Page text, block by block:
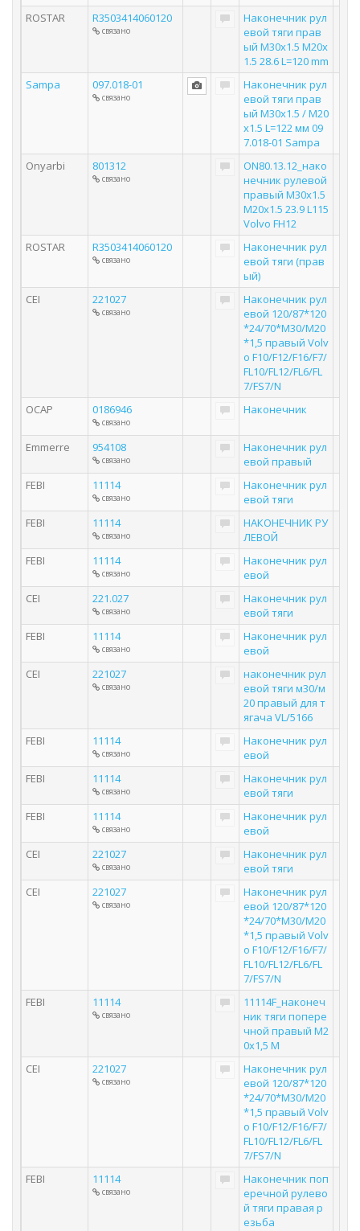
ROSTAR R3503414060120
связано
Наконечник рул
евой тяги прав
ый M30x1.5 M20x
1.5 28.6 L=120 mm
Sampa
097.018-01
связано
Наконечник рул
евой тяги прав
ый M30х1.5 / M20
х1.5 L=122 мм 09
7.018-01 Sampa
Onyarbi
801312
связано
ON80.13.12_нако
нечник рулевой
правый M30x1.5
M20x1.5 23.9 L115
Volvo FH12
ROSTAR
R3503414060120
связано
Наконечник рул
евой тяги (прав
ый)
CEI
221027
связано
Наконечник рул
евой 120/87*120
*24/70*M30/M20
*1,5 правый Volv
o F10/F12/F16/F7/
FL10/FL12/FL6/FL
7/FS7/N
OCAP
0186946
связано
Наконечник
Emmerre 954108
связано
Наконечник рул
евой правый
FEBI
11114
связано
Наконечник рул
евой тяги
FEBI
11114
связано
НАКОНЕЧНИК РУ
ЛЕВОЙ
FEBI
11114
связано
Наконечник рул
евой
CEI
221.027
связано
Наконечник рул
евой тяги
FEBI
11114
связано
Наконечник рул
евой
CEI
221027
связано
наконечник рул
евой тяги м30/м
20 правый для т
ягача VL/5166
FEBI
11114
связано
Наконечник рул
евой
FEBI
11114
связано
Наконечник рул
евой тяги
FEBI
11114
связано
Наконечник рул
евой
CEI
221027
связано
Наконечник рул
евой тяги
CEI
221027
связано
Наконечник рул
евой 120/87*120
*24/70*M30/M20
*1,5 правый Volv
o F10/F12/F16/F7/
FL10/FL12/FL6/FL
7/FS7/N
FEBI
11114
связано
11114F_наконеч
ник тяги попере
чной правый М2
0х1,5 М
CEI
221027
связано
Наконечник рул
евой 120/87*120
*24/70*M30/M20
*1,5 правый Volv
o F10/F12/F16/F7/
FL10/FL12/FL6/FL
7/FS7/N
FEBI
11114
связано
Наконечник поп
еречной рулево
й тяги правая р
езьба